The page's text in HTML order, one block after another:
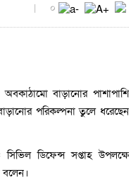
| ০
বাড়ানোর পাশাপাশি
বাড়ানোর পরিকল্পনা তুলে ধরেছেন
ডিফেন্স সপ্তাহ উপলক্ষে
বলেন।